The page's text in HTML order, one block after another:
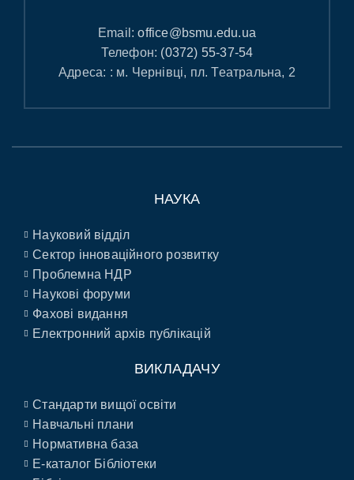
Email:office@bsmu.edu.ua
Телефон: (0372) 55-37-54
Адреса: : м. Чернівці, пл. Театральна, 2
НАУКА
Науковий відділ
Сектор інноваційного розвитку
Проблемна НДР
Наукові форуми
Фахові видання
Електронний архів публікацій
ВИКЛАДАЧУ
Стандарти вищої освіти
Навчальні плани
Нормативна база
E-каталог Бібліотеки